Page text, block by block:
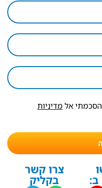
אל מדיניות
ב:
צרו קשר
בקליק